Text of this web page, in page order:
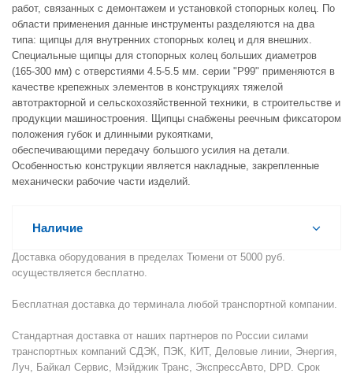
работ, связанных с демонтажем и установкой стопорных колец. По
области применения данные инструменты разделяются на два
типа: щипцы для внутренних стопорных колец и для внешних.
Специальные щипцы для стопорных колец больших диаметров
(165-300 мм) с отверстиями 4.5-5.5 мм. серии "Р99" применяются в
качестве крепежных элементов в конструкциях тяжелой
автотракторной и сельскохозяйственной техники, в строительстве и
продукции машиностроения. Щипцы снабжены реечным фиксатором
положения губок и длинными рукоятками,
обеспечивающими передачу большого усилия на детали.
Особенностью конструкции является накладные, закрепленные
механически рабочие части изделий.
Наличие
Доставка оборудования в пределах Тюмени от 5000 руб.
осуществляется бесплатно.
Бесплатная доставка до терминала любой транспортной компании.
Стандартная доставка от наших партнеров по России силами
транспортных компаний СДЭК, ПЭК, КИТ, Деловые линии, Энергия,
Луч, Байкал Сервис, Мэйджик Транс, ЭкспрессАвто, DPD. Срок